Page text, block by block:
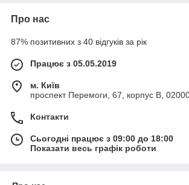
Про нас
87% позитивних з 40 відгуків за рік
Працює з 05.05.2019
м. Київ
проспект Перемоги, 67, корпус В,
Контакти
Сьогодні працює з 09:00 до 18:00
Показати весь графік роботи